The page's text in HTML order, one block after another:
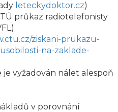
leteckydoktor.cz)
průkaz radiotelefonisty
ziskani-prukazu-
na-zaklade-
vyžadován nálet alespoň
v porovnání